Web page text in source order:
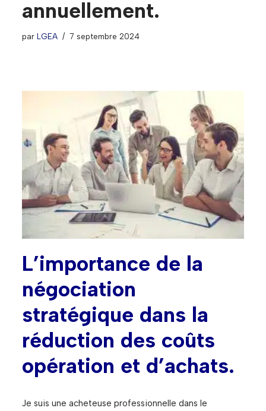
annuellement.
parLGEA 7 septembre 2024
L’importance de la
négociation
stratégique dans la
réduction des coûts
opération et d’achats.
Je suis une acheteuse professionnelle dans le